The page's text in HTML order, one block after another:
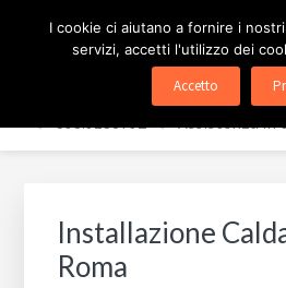
primaria
pagina
ASSISTENZA
BERETTA
✅ 393.9138792 - ✅ Assistenza
Installazione
Roma
laterale
primaria
I cookie ci aiutano a fornire i
servizi, accetti l'utilizzo dei
Accetto